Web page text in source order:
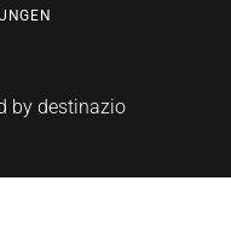
by destinazio